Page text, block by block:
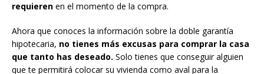
requieren en el momento de la compra.
Ahora que conoces la información sobre la doble garantía
hipotecaria, no tienes más excusas para comprar la casa
que tanto has deseado. Solo tienes que conseguir alguien
que te permitirá colocar su vivienda como aval para la